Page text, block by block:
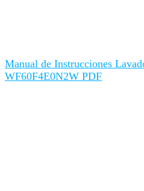
Manual de Instrucciones
WF60F4E0N2W PDF